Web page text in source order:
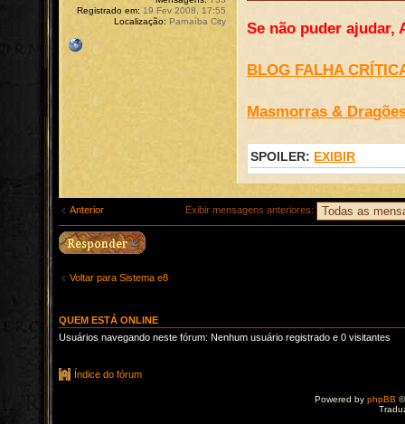
Se não puder ajudar,
BLOG FALHA
Masmorras &
SPOILER: EXIBIR
Registrado em: 19 Fev 2008, 17:55
Localização: Parnaíba City
Anterior Exibir mensagens anteriores:
Voltar para Sistema e8
QUEM ESTÁ ONLINE
Usuários navegando neste fórum: Nenhum usuário registrado e 0 visitantes
Índice do fórum
Powered by phpBB